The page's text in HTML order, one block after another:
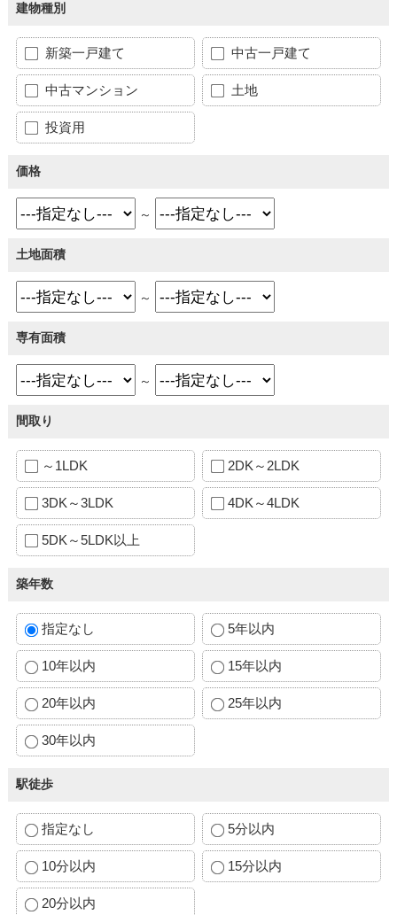
建物種別
新築一戸建て 中古一戸建て
中古マンション 土地
投資用
価格
～
土地面積
～
専有面積
～
間取り
～1LDK 2DK～2LDK
3DK～3LDK 4DK～4LDK
5DK～5LDK以上
築年数
指定なし 5年以内
10年以内 15年以内
20年以内 25年以内
30年以内
駅徒歩
指定なし 5分以内
10分以内 15分以内
20分以内